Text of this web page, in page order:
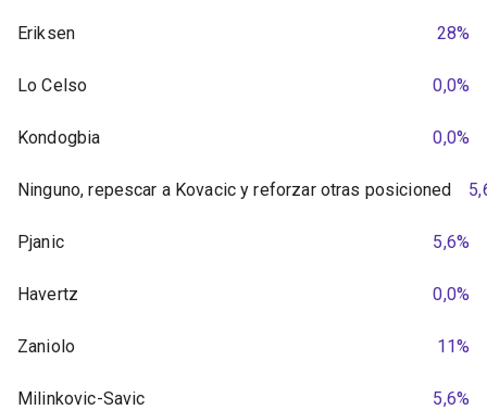
Eriksen 28%
Lo Celso 0,0%
Kondogbia 0,0%
Ninguno, repescar a Kovacic y reforzar otras posicioned
Pjanic 5,6%
Havertz 0,0%
Zaniolo 11%
Milinkovic-Savic 5,6%